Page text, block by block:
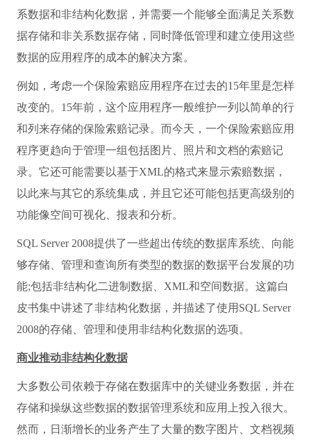
系数据和非结构化数据，并需要一个能够全面满足关系数
据存储和非关系数据存储，同时降低管理和建立使用这些
数据的应用程序的成本的解决方案。
例如，考虑一个保险索赔应用程序在过去的15年里是怎样
改变的。15年前，这个应用程序一般维护一列以简单的行
和列来存储的保险索赔记录。而今天，一个保险索赔应用
程序更趋向于管理一组包括图片、照片和文档的索赔记
录。它还可能需要以基于XML的格式来显示索赔数据，
以此来与其它的系统集成，并且它还可能包括更高级别的
功能像空间可视化、报表和分析。
SQL Server 2008提供了一些超出传统的数据库系统、向能
够存储、管理和查询所有类型的数据的数据平台发展的功
能;包括非结构化二进制数据、XML和空间数据。这篇白
皮书集中讲述了非结构化数据，并描述了使用SQL Server
2008的存储、管理和使用非结构化数据的选项。
商业推动非结构化数据
大多数公司依赖于存储在数据库中的关键业务数据，并在
存储和操纵这些数据的数据管理系统和应用上投入很大。
然而，日渐增长的业务产生了大量的数字图片、文档视频